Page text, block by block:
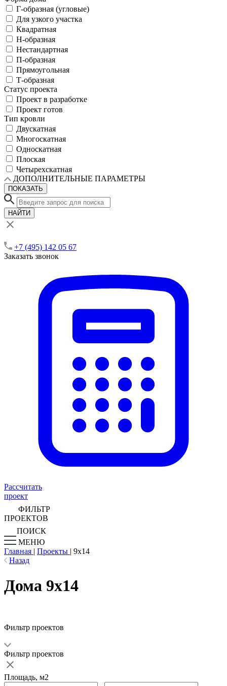
Г-образная (угловые)
Для узкого участка
Квадратная
Н-образная
Нестандартная
П-образная
Прямоугольная
Т-образная
Статус проекта
Проект в разработке
Проект готов
Тип кровли
Двускатная
Многоскатная
Односкатная
Плоская
Четырехскатная
ДОПОЛНИТЕЛЬНЫЕ ПАРАМЕТРЫ
ПОКАЗАТЬ
НАЙТИ
+7 (495) 142 05 67
Заказать звонок
Рассчитать
проект
ФИЛЬТР
ПРОЕКТОВ
ПОИСК
МЕНЮ
Главная | Проекты | 9х14
Назад
Дома 9х14
Фильтр проектов
Фильтр проектов
Площадь, м2